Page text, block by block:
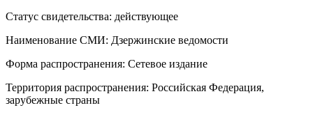
Статус свидетельства: действующее
Наименование СМИ: Дзержинские ведомости
Форма распространения: Сетевое издание
Территория распространения: Российская Федерация,
зарубежные страны